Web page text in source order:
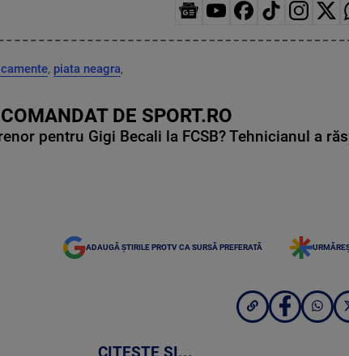
, piata neagra,
DE SPORT.RO
pentru Gigi Becali la FCSB? Tehnicianul a
ADAUGĂ ȘTIRILE PROTV CA SURSĂ PREFERATĂ